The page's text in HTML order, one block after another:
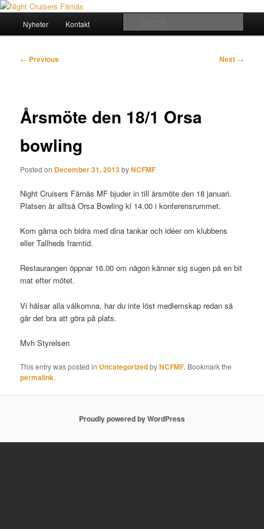
Skip
primary
Night Cruisers Färnäs
Crusing since 1984
Nyheter Kontakt
Post
← Previous Next →
Årsmöte den 18/1 Orsa
bowling
Posted on December 31, 2013byNCFMF
Night Cruisers Färnäs MF bjuder in till årsmöte den 18 januari.
Platsen är alltså Orsa Bowling kl 14.00 i konferensrummet.
Kom gärna och bidra med dina tankar och idéer om klubbens
eller Tallheds framtid.
Restaurangen öppnar 16.00 om någon känner sig sugen på en bit
mat efter mötet.
Vi hälsar alla välkomna, har du inte löst medlemskap redan så
går det bra att göra på plats.
Mvh Styrelsen
This entry was posted in UncategorizedbyNCFMF. Bookmark the
permalink.
Proudly powered by WordPress